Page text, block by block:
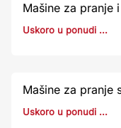
Mašine za pranje
Uskoro u ponudi ...
Mašine za pranje
Uskoro u ponudi ...